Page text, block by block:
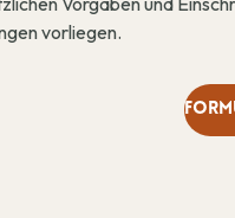
vorliegen.